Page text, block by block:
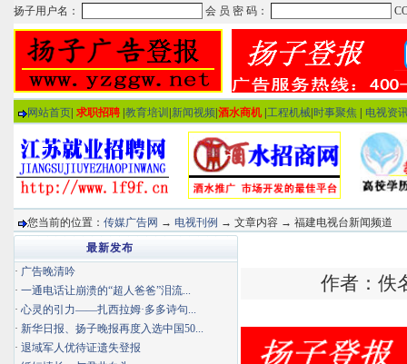
网站首页 求职招聘 教育培训 新闻视频 酒水商机 工程机械 时事聚焦 电视资
您当前的位置： 传媒广告网 → 电视刊例 → 文章内容 → 福建电视台新闻频道
作者：佚
最新发布
· 广告晚清吟
· 一通电话让崩溃的“超人爸爸”泪流...
· 心灵的引力——扎西拉姆·多多诗句...
· 新华日报、扬子晚报再度入选中国50...
· 退域军人优待证遗失登报